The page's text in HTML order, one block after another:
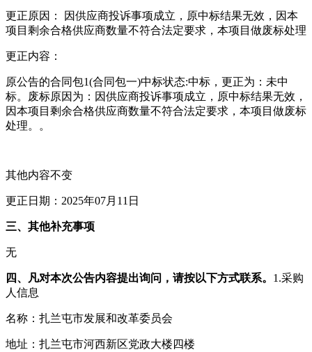
更正原因： 因供应商投诉事项成立，原中标结果无效，因本
项目剩余合格供应商数量不符合法定要求，本项目做废标处理
更正内容：
原公告的合同包1(合同包一)中标状态:中标，更正为：未中
标。废标原因为：因供应商投诉事项成立，原中标结果无效，
因本项目剩余合格供应商数量不符合法定要求，本项目做废标
处理。。
其他内容不变
更正日期：2025年07月11日
三、其他补充事项
无
四、凡对本次公告内容提出询问，请按以下方式联系。 1.采购
人信息
名称：扎兰屯市发展和改革委员会
地址：扎兰屯市河西新区党政大楼四楼